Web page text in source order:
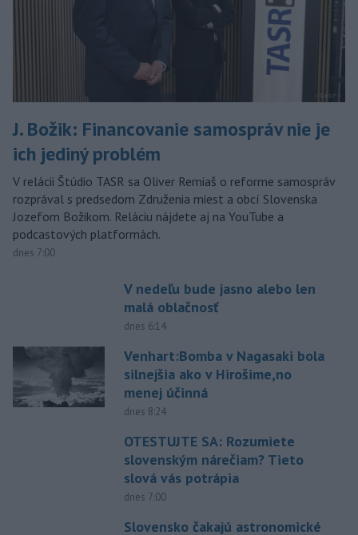
J. Božik: Financovanie samospráv nie je
ich jediný problém
V relácii Štúdio TASR sa Oliver Remiaš o reforme samospráv
rozprával s predsedom Združenia miest a obcí Slovenska
Jozefom Božikom. Reláciu nájdete aj na YouTube a
podcastových platformách.
dnes 7:00
V nedeľu bude jasno alebo len
malá oblačnosť
dnes 6:14
Venhart:Bomba v Nagasaki bola
silnejšia ako v Hirošime,no
menej účinná
dnes 8:24
OTESTUJTE SA: Rozumiete
slovenským nárečiam? Tieto
slová vás potrápia
dnes 7:00
Slovensko čakajú astronomické